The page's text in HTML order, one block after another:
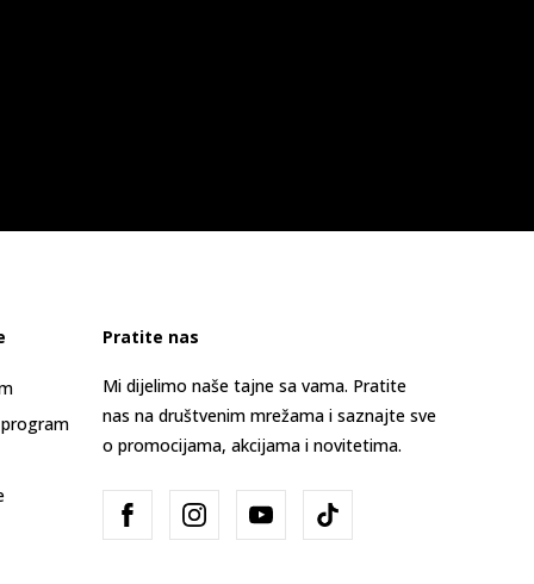
Pratite nas
Mi dijelimo naše tajne sa vama. Pratite
nas na društvenim mrežama i saznajte sve
o promocijama, akcijama i novitetima.